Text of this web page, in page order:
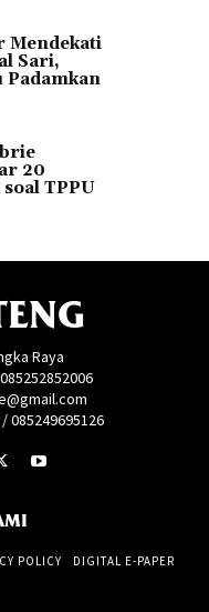
Mendekati
Sari,
Padamkan
20
TPPU
Raya
085249695126
POLICY DIGITAL E-PAPER